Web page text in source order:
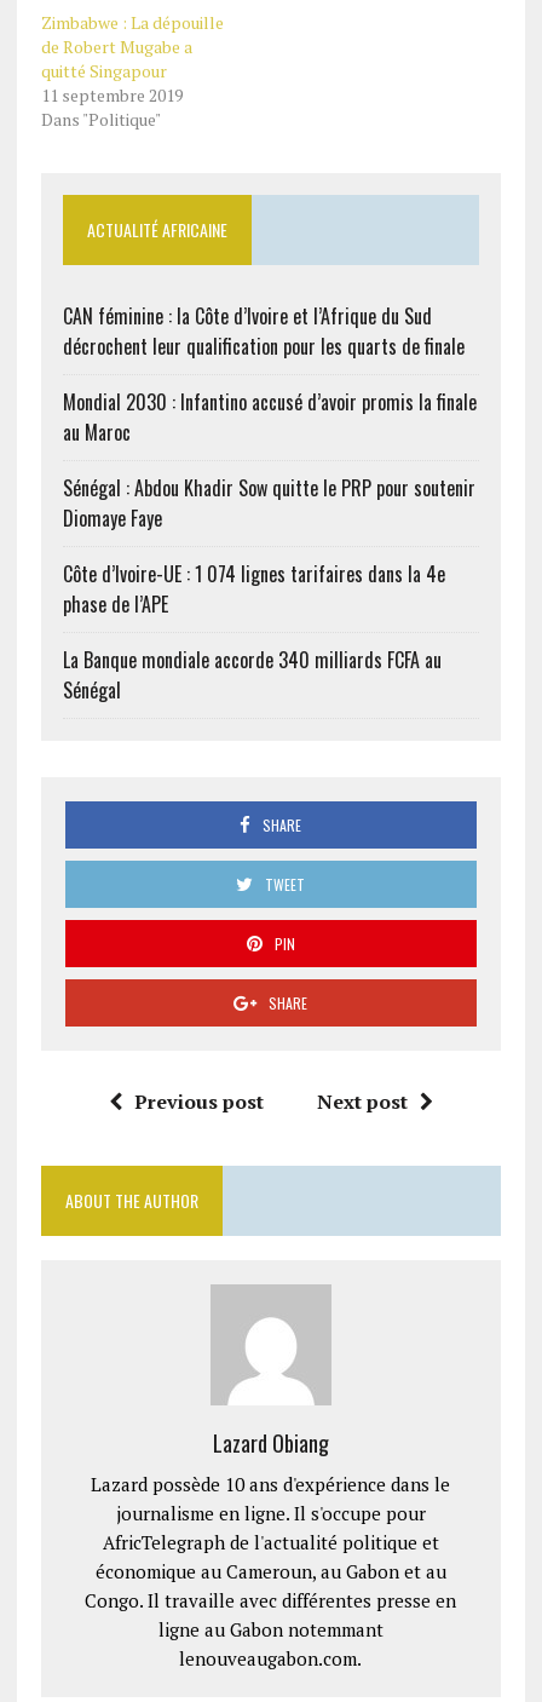
Zimbabwe : La dépouille
de Robert Mugabe a
quitté Singapour
11 septembre 2019
Dans "Politique"
ACTUALITÉ AFRICAINE
CAN féminine : la Côte d’Ivoire et l’Afrique du Sud
décrochent leur qualification pour les quarts de finale
Mondial 2030 : Infantino accusé d’avoir promis la finale
au Maroc
Sénégal : Abdou Khadir Sow quitte le PRP pour soutenir
Diomaye Faye
Côte d’Ivoire-UE : 1 074 lignes tarifaires dans la 4e
phase de l’APE
La Banque mondiale accorde 340 milliards FCFA au
Sénégal
SHARE
TWEET
PIN
SHARE
Previous post Next post
ABOUT THE AUTHOR
Lazard Obiang
Lazard possède 10 ans d'expérience dans le
journalisme en ligne. Il s'occupe pour
AfricTelegraph de l'actualité politique et
économique au Cameroun, au Gabon et au
Congo. Il travaille avec différentes presse en
ligne au Gabon notemmant
lenouveaugabon.com.